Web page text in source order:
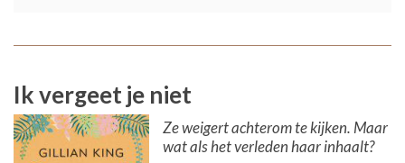
Ik vergeet je niet
Ze weigert achterom te kijken. Maar
wat als het verleden haar inhaalt?